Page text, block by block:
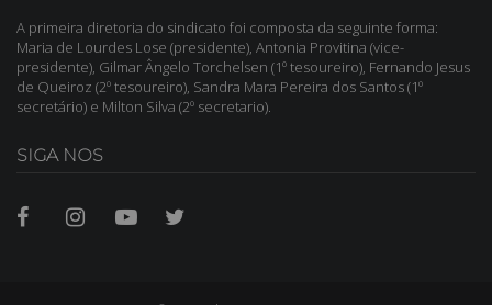
A primeira diretoria do sindicato foi composta da seguinte forma:
Maria de Lourdes Lose (presidente), Antonia Provitina (vice-
presidente), Gilmar Ângelo Torchelsen (1º tesoureiro), Fernando Jesus
de Queiroz (2º tesoureiro), Sandra Mara Pereira dos Santos (1º
secretário) e Milton Silva (2º secretario).
SIGA NOS
FacebookInstagram
Youtube